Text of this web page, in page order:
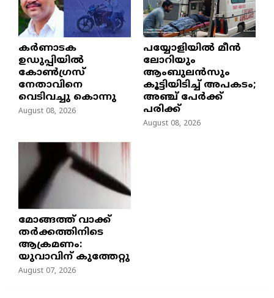
കർണാടക
ഉഡുപ്പിയിൽ
കോൺഗ്രസ്
നേതാവിനെ
വെടിവച്ചു കൊന്നു
August 08, 2026
പയ്യോളിയിൽ മീൻ
ലോറിയും
ആംബുലൻസും
കൂട്ടിയിടിച്ച് അപകടം;
അഞ്ച് പേർക്ക്
പരിക്ക്
August 08, 2026
മോങ്ങത്ത് വാക്ക്
തർക്കത്തിനിടെ
ആക്രമണം:
യുവാവിന് കുത്തേറ്റു
August 07, 2026